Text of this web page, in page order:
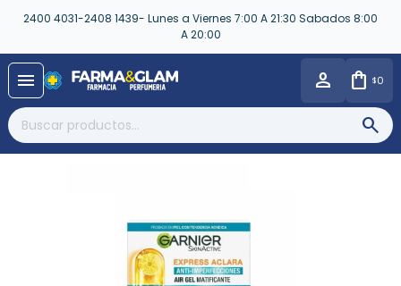
2400 4031-2408 1439- Lunes a Viernes 7:00 A 21:30 Sabados 8:00
A 20:00
menu $0